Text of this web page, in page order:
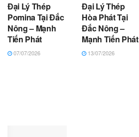
Đại Lý Thép
Pomina Tại Đắc
Nông – Mạnh
Tiến Phát
07/07/2026
Đại Lý Thép
Hòa Phát Tại
Đắc Nông –
Mạnh Tiến Phát
13/07/2026